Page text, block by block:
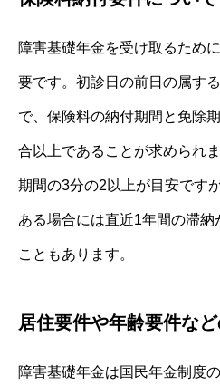
障害基礎年金を受け取るため
要です。初診日の前日の属す
で、保険料の納付期間と免除
合以上であることが求められ
期間の3分の2以上が目安です
ある場合には直近1年間の滞
こともあります。
居住要件や年齢要件など
障害基礎年金は国民年金制度